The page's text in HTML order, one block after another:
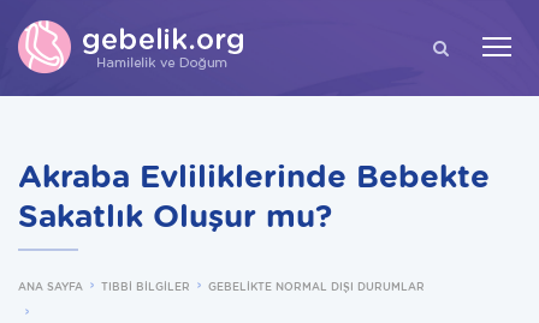
ARA
Akraba Evliliklerinde Bebekte
Sakatlık Oluşur mu?
ANA SAYFA TIBBİ BİLGİLER GEBELİKTE NORMAL DIŞI DURUMLAR